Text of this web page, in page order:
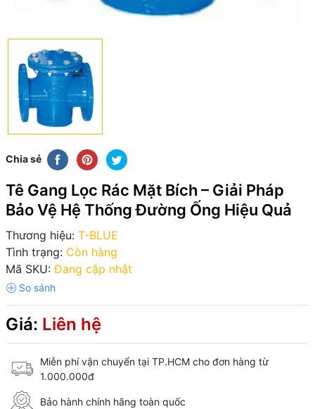
Chia sẻ
Tê Gang Lọc Rác Mặt Bích – Giải Pháp
Bảo Vệ Hệ Thống Đường Ống Hiệu Quả
Thương hiệu: T-BLUE
Tình trạng: Còn hàng
Mã SKU: Đang cập nhật
Giá: Liên hệ
Miễn phí vận chuyển tại TP.HCM cho đơn hàng từ
1.000.000đ
Bảo hành chính hãng toàn quốc